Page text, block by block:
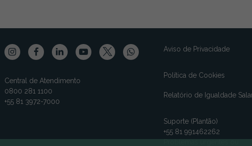
Central de Atendimento
0800 281 1100
+55 81 3972-7000
Aviso de Privacidade
Política de Cookies
Relatório de Igualdade
Suporte (Plantão)
+55 81 991462262